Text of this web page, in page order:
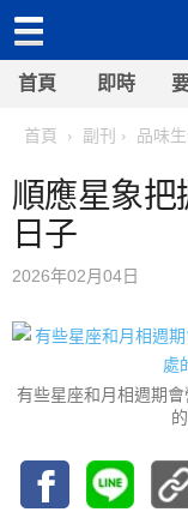
首頁 即時
首頁 副刊 品味
順應星象把
日子
2026年02月04日
有些星座和月相週期